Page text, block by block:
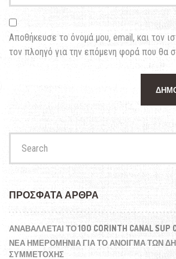
Αποθήκευσε το όνομά μου, email, και τον
τον πλοηγό για την επόμενη φορά που θα
ΠΡΌΣΦΑΤΑ ΆΡΘΡΑ
ΑΝΑΒΆΛΛΕΤΑΙ ΤΟ 10O CORINTH CANAL SUP
ΝΕΑ ΗΜΕΡΟΜΗΝΙΑ ΓΙΑ ΤΟ ΑΝΟΙΓΜΑ ΤΩΝ
ΣΥΜΜΕΤΟΧΗΣ